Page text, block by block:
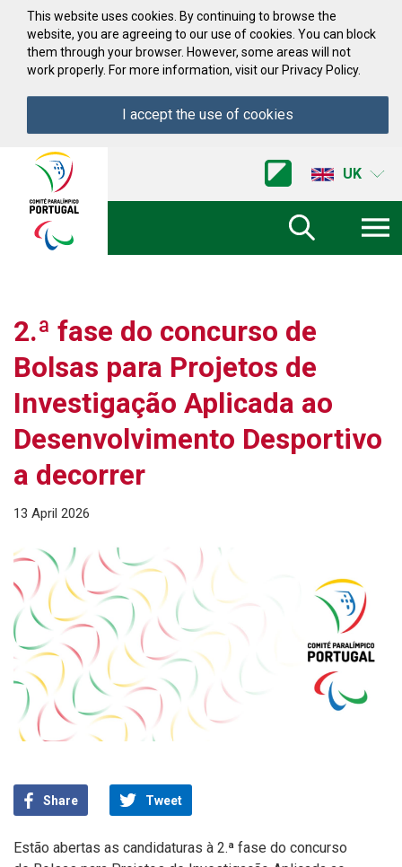
Skip to Content
This website uses cookies. By continuing to browse the
website, you are agreeing to our use of cookies. You can block
them through your browser. However, some areas will not
work properly. For more information, visit our Privacy Policy.
I accept the use of cookies
Comite
Paralimpico
Portugal
UK
2.ª fase do concurso de
Bolsas para Projetos de
Investigação Aplicada ao
Desenvolvimento Desportivo
a decorrer
13 April 2026
Share Tweet
Estão abertas as candidaturas à 2.ª fase do concurso